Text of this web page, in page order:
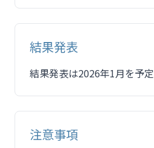
結果発表
結果発表は2026年1月を予定
注意事項